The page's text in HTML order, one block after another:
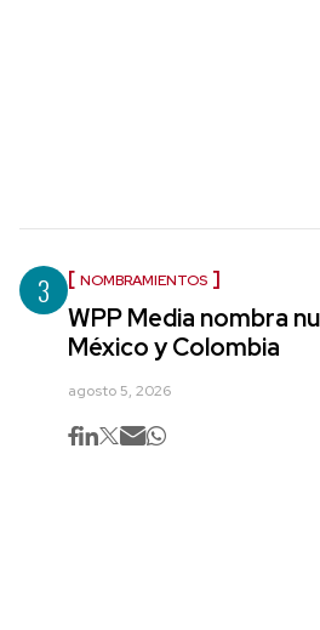
3 NOMBRAMIENTOS
WPP Media nombra
México y Colombia
agosto 5, 2026